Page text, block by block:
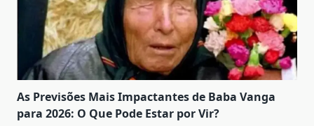
As Previsões Mais Impactantes de Baba Vanga
para 2026: O Que Pode Estar por Vir?